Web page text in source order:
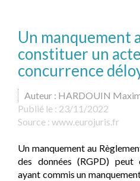
Un manquement
constituer un
concurrence
Auteur : HARDOUIN
Publié le : 23/11/2022
Source : www.eurojuris.fr
Un manquement au
des données (RGPD) peut
ayant commis un